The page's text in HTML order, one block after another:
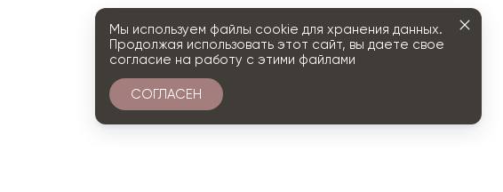
Мы используем файлы cookie для хранения данных.
Продолжая использовать этот сайт, вы даете свое
согласие на работу с этими файлами
СОГЛАСЕН